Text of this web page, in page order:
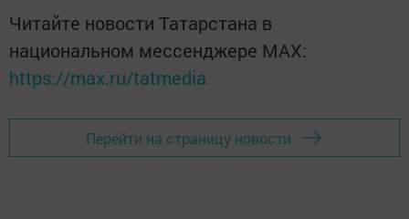
Читайте новости Татарстана в
национальном мессенджере MАХ:
https://max.ru/tatmedia
Перейти на страницу новости